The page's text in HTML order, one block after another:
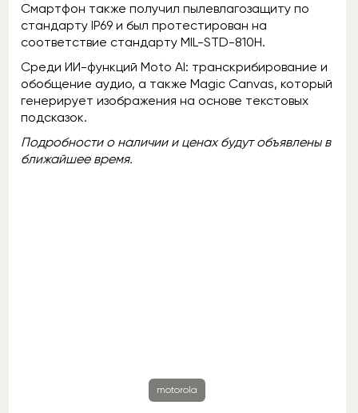
Смартфон также получил пылевлагозащиту по
стандарту IP69 и был протестирован на
соответствие стандарту MIL-STD-810H.
Среди ИИ-функций Moto AI: транскрибирование и
обобщение аудио, а также Magic Canvas, который
генерирует изображения на основе текстовых
подсказок.
Подробности о наличии и ценах будут объявлены ​​в
ближайшее время.
motorola